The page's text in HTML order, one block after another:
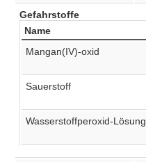
Gefahrstoffe
Name
Mangan(IV)-oxid
Sauerstoff
Wasserstoffperoxid-Lösung